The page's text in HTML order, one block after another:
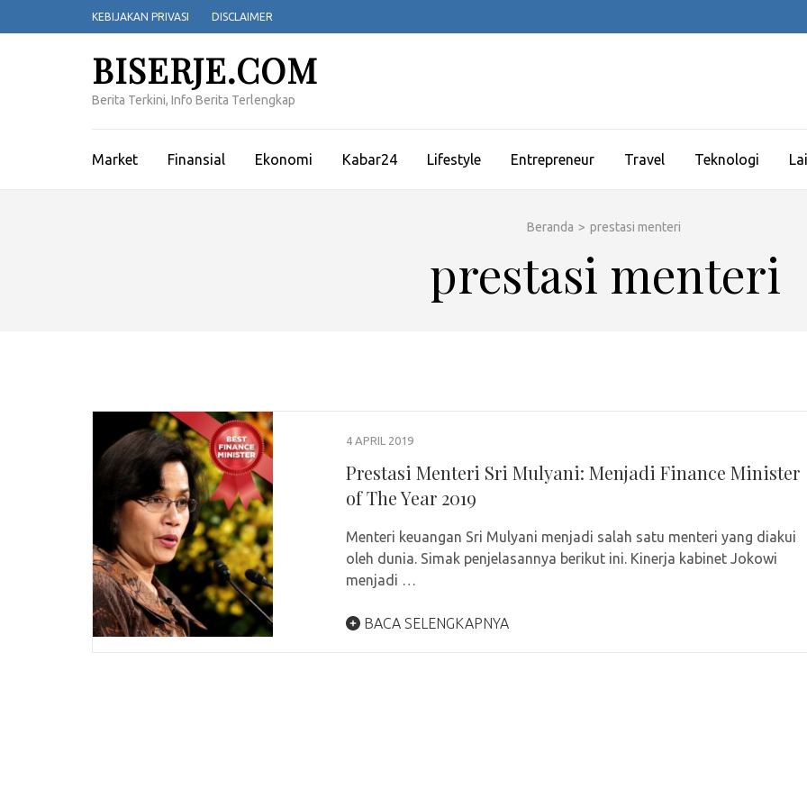
ke
KEBIJAKAN PRIVASI DISCLAIMER
BISERJE.COM
Berita Terkini, Info Berita Terlengkap
Market Finansial Ekonomi Kabar24 Lifestyle Entrepreneur Travel Teknologi
Beranda > prestasi menteri
prestasi menteri
4 APRIL 2019
Prestasi Menteri Sri Mulyani: Menjadi Finance Minister
of The Year 2019
Menteri keuangan Sri Mulyani menjadi salah satu menteri yang diakui
oleh dunia. Simak penjelasannya berikut ini. Kinerja kabinet Jokowi
menjadi …
BACA SELENGKAPNYA